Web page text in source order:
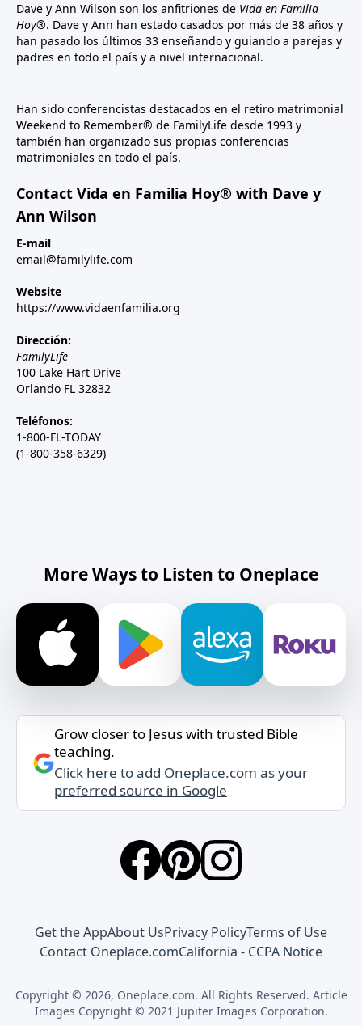
Dave y Ann Wilson son los anfitriones de Vida en Familia
Hoy®. Dave y Ann han estado casados por más de 38 años y
han pasado los últimos 33 enseñando y guiando a parejas y
padres en todo el país y a nivel internacional.
Han sido conferencistas destacados en el retiro matrimonial
Weekend to Remember® de FamilyLife desde 1993 y
también han organizado sus propias conferencias
matrimoniales en todo el país.
Contact Vida en Familia Hoy® with Dave y
Ann Wilson
E-mail
email@familylife.com
Website
https://www.vidaenfamilia.org
Dirección:
FamilyLife
100 Lake Hart Drive
Orlando FL 32832
Teléfonos:
1-800-FL-TODAY
(1-800-358-6329)
More Ways to Listen to Oneplace
Grow closer to Jesus with trusted Bible
teaching.
Click here to add Oneplace.com as your
preferred source in Google
Get the AppAbout UsPrivacy PolicyTerms of Use
Contact Oneplace.comCalifornia - CCPA Notice
Copyright © 2026, Oneplace.com. All Rights Reserved. Article
Images Copyright © 2021 Jupiter Images Corporation.